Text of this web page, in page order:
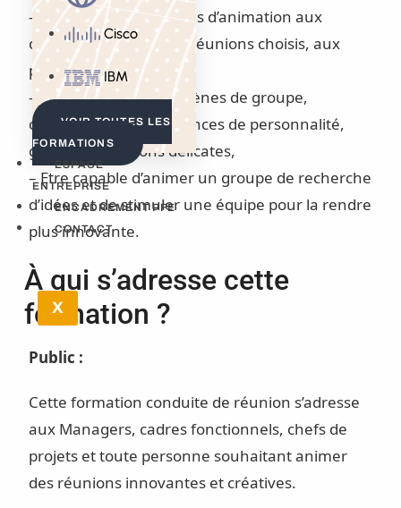
Cisco
IBM
VOIR TOUTES LES
FORMATIONS
ESPACE
ENTREPRISE
ENCADREMENT PFE
CONTACT
X
– Adapter les techniques d’animation aux
objectifs, aux types de réunions choisis, aux
publics,
– Maîtriser les phénomènes de groupe,
comprendre les différences de personnalité,
gérer les situations délicates,
– Etre capable d’animer un groupe de recherche
d’idées et de stimuler une équipe pour la rendre
plus innovante.
À qui s’adresse cette
formation ?
Public :
Cette formation conduite de réunion s’adresse
aux Managers, cadres fonctionnels, chefs de
projets et toute personne souhaitant animer
des réunions innovantes et créatives.